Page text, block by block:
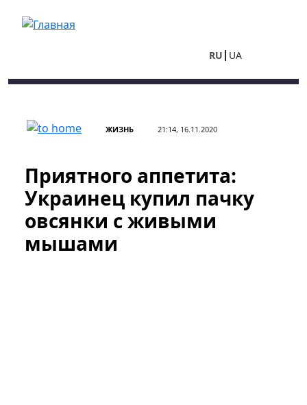
RU UA
ЖИЗНЬ 21:14, 16.11.2020
Приятного аппетита:
Украинец купил пачку
овсянки с живыми
мышами